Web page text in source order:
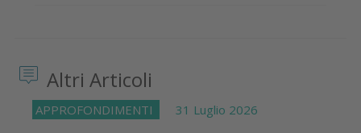
Altri Articoli
APPROFONDIMENTI 31 Luglio 2026